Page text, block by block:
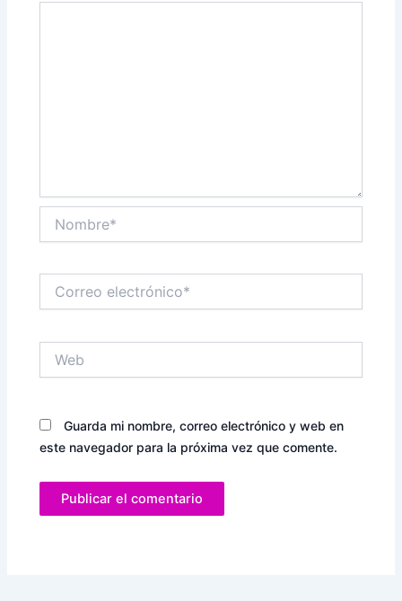
electrónico*
Guarda mi nombre, correo electrónico y web en
este navegador para la próxima vez que comente.